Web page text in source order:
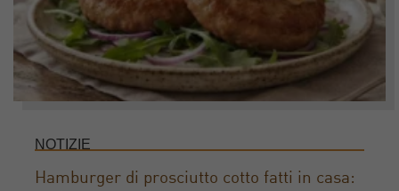
NOTIZIE
Hamburger di prosciutto cotto fatti in casa: